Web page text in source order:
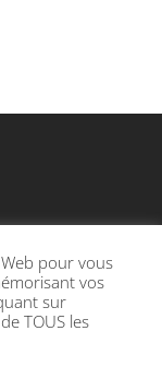
avec l’Etat
pour vous
vos
sur
TOUS les